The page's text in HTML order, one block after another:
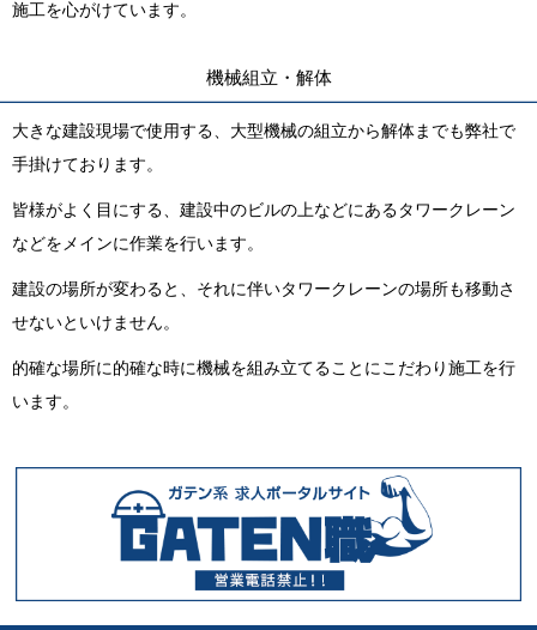
施工を心がけています。
機械組立・解体
大きな建設現場で使用する、大型機械の組立から解体までも弊社で
手掛けております。
皆様がよく目にする、建設中のビルの上などにあるタワークレーン
などをメインに作業を行います。
建設の場所が変わると、それに伴いタワークレーンの場所も移動さ
せないといけません。
的確な場所に的確な時に機械を組み立てることにこだわり施工を行
います。